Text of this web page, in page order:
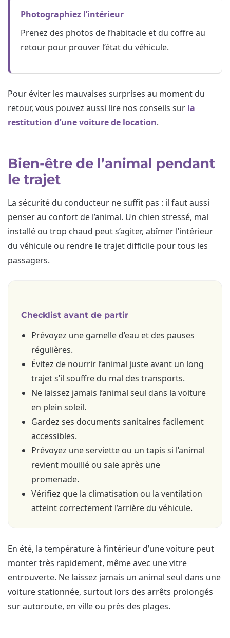
Photographiez l’intérieur
Prenez des photos de l’habitacle et du coffre au
retour pour prouver l’état du véhicule.
Pour éviter les mauvaises surprises au moment du
retour, vous pouvez aussi lire nos conseils sur la
restitution d’une voiture de location.
Bien-être de l’animal pendant
le trajet
La sécurité du conducteur ne suffit pas : il faut aussi
penser au confort de l’animal. Un chien stressé, mal
installé ou trop chaud peut s’agiter, abîmer l’intérieur
du véhicule ou rendre le trajet difficile pour tous les
passagers.
Checklist avant de partir
Prévoyez une gamelle d’eau et des pauses
régulières.
Évitez de nourrir l’animal juste avant un long
trajet s’il souffre du mal des transports.
Ne laissez jamais l’animal seul dans la voiture
en plein soleil.
Gardez ses documents sanitaires facilement
accessibles.
Prévoyez une serviette ou un tapis si l’animal
revient mouillé ou sale après une
promenade.
Vérifiez que la climatisation ou la ventilation
atteint correctement l’arrière du véhicule.
En été, la température à l’intérieur d’une voiture peut
monter très rapidement, même avec une vitre
entrouverte. Ne laissez jamais un animal seul dans une
voiture stationnée, surtout lors des arrêts prolongés
sur autoroute, en ville ou près des plages.